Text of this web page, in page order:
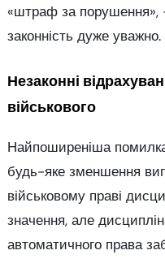
«штраф за порушення»,
законність дуже уважно.
Незаконні
військового
Найпоширеніша
будь-яке зменшення
військовому праві
значення, але
автоматичного права